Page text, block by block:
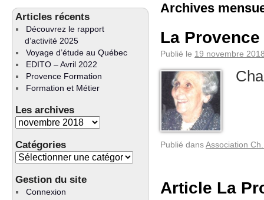
Articles récents
Découvrez le rapport
d’activité 2025
Voyage d’étude au Québec
EDITO – Avril 2022
Provence Formation
Formation et Métier
Les archives
Catégories
Gestion du site
Connexion
Archives
La
Publié le 19 novembre
Publié dansAssociation
Article La